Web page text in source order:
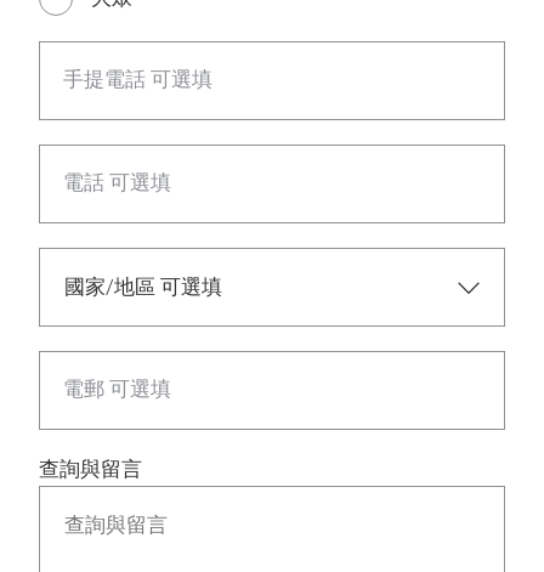
手提電話 可選填
電話 可選填
電郵 可選填
查詢與留言